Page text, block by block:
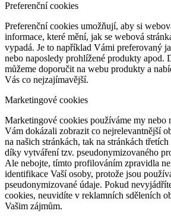
Preferenční cookies
Preferenční cookies umožňují, aby si
informace, které mění, jak se webová
vypadá. Je to například Vámi preferovaný
nebo naposledy prohlížené produkty apod.
můžeme doporučit na webu produkty a
Vás co nejzajímavější.
Marketingové cookies
Marketingové cookies používáme my nebo
Vám dokázali zobrazit co nejrelevantnější
na našich stránkách, tak na stránkách
díky vytváření tzv. pseudonymizovaného
Ale nebojte, tímto profilováním zpravidla
identifikace Vaší osoby, protože jsou
pseudonymizované údaje. Pokud
cookies, neuvidíte v reklamních sděleních
Vašim zájmům.